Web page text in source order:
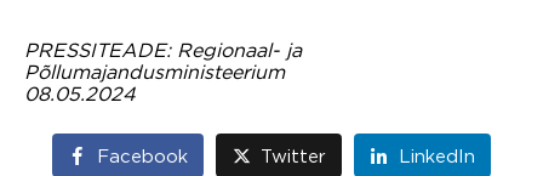
PRESSITEADE: Regionaal- ja
Põllumajandusministeerium
08.05.2024
Facebook Twitter LinkedIn